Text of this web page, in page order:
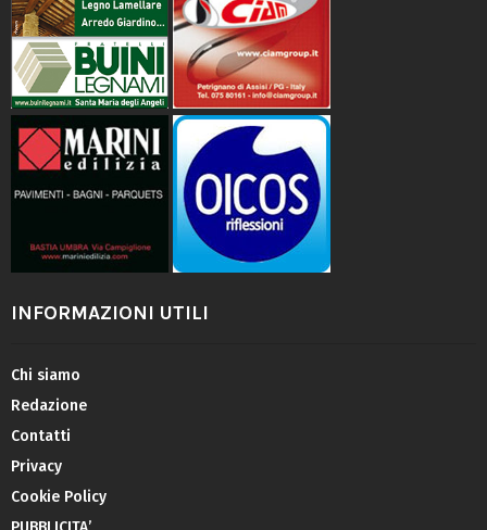
INFORMAZIONI UTILI
Chi siamo
Redazione
Contatti
Privacy
Cookie Policy